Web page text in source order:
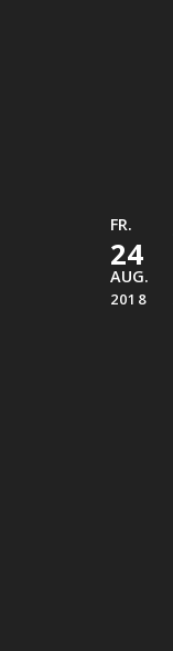
FR.
24
AUG.
2018